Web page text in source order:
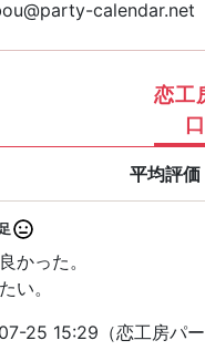
calendar.net
恋工
平均評価
かった。
い。
25 15:29（恋工房パー